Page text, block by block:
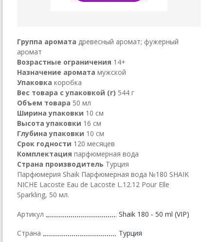
Группа аромата древесный аромат; фужерный
аромат
Возрастные ограничения 14+
Назначение аромата мужской
Упаковка коробка
Вес товара с упаковкой (г) 544 г
Объем товара 50 мл
Ширина упаковки 10 см
Высота упаковки 16 см
Глубина упаковки 10 см
Срок годности 120 месяцев
Комплектация парфюмерная вода
Страна производитель Турция
Парфюмерия Shaik Парфюмерная вода №180 SHAIK
NICHE Lacoste Eau de Lacoste L.12.12 Pour Elle
Sparkling, 50 мл.
Артикул Shaik 180 - 50 ml (VIP)
Страна Турция